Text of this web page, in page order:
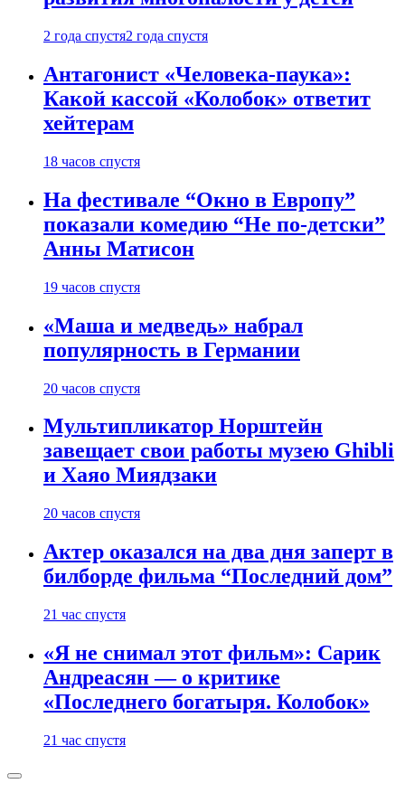
2 года спустя2 года спустя
Антагонист «Человека-паука»:
Какой кассой «Колобок» ответит
хейтерам
18 часов спустя
На фестивале “Окно в Европу”
показали комедию “Не по-детски”
Анны Матисон
19 часов спустя
«Маша и медведь» набрал
популярность в Германии
20 часов спустя
Мультипликатор Норштейн
завещает свои работы музею Ghibli
и Хаяо Миядзаки
20 часов спустя
Актер оказался на два дня заперт в
билборде фильма “Последний дом”
21 час спустя
«Я не снимал этот фильм»: Сарик
Андреасян — о критике
«Последнего богатыря. Колобок»
21 час спустя